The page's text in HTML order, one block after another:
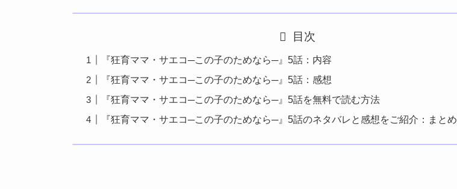
目次
『狂育ママ・サエコ─この子のためなら─』5話：内容
『狂育ママ・サエコ─この子のためなら─』5話：感想
『狂育ママ・サエコ─この子のためなら─』5話を無料で読む方法
『狂育ママ・サエコ─この子のためなら─』5話のネタバレと感想をご紹介：まとめ